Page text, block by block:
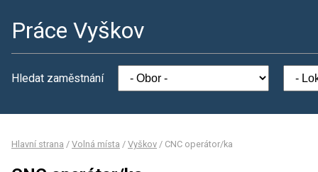
Práce Vyškov
Hledat zaměstnání
Hlavní strana / Volná místa / Vyškov / CNC operátor/ka